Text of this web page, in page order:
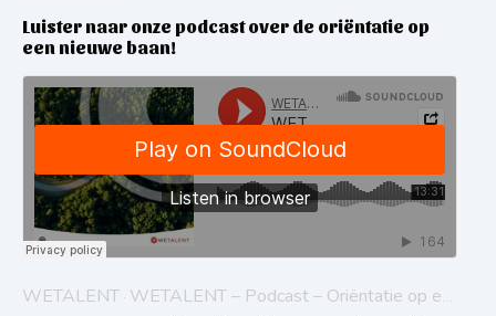
Luister naar onze podcast over de oriëntatie op
een nieuwe baan!
WETALENT · WETALENT – Podcast – Oriëntatie op een nieuwe baan